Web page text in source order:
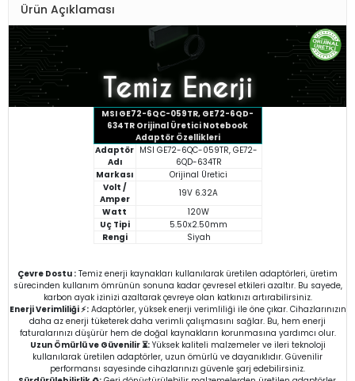
Ürün Açıklaması
MSI GE72-6QC-059TR, GE72-6QD-
634TR Orijinal Üretici Notebook
Adaptör Özellikleri
Adaptör
Adı
MSI GE72-6QC-059TR, GE72-
6QD-634TR
Markası
Orijinal Üretici
Volt /
Amper
19V 6.32A
Watt
120W
Uç Tipi
5.50x2.50mm
Rengi
Siyah
Çevre Dostu : Temiz enerji kaynakları kullanılarak üretilen adaptörleri, üretim
sürecinden kullanım ömrünün sonuna kadar çevresel etkileri azaltır. Bu sayede,
karbon ayak izinizi azaltarak çevreye olan katkınızı artırabilirsiniz.
Enerji Verimliliği ⚡:Adaptörler, yüksek enerji verimliliği ile öne çıkar. Cihazlarınızın
daha az enerji tüketerek daha verimli çalışmasını sağlar. Bu, hem enerji
faturalarınızı düşürür hem de doğal kaynakların korunmasına yardımcı olur.
Uzun Ömürlü ve Güvenilir ⏳:Yüksek kaliteli malzemeler ve ileri teknoloji
kullanılarak üretilen adaptörler, uzun ömürlü ve dayanıklıdır. Güvenilir
performansı sayesinde cihazlarınızı güvenle şarj edebilirsiniz.